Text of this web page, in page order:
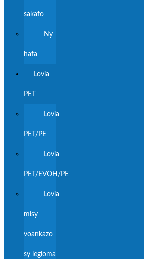
sakafo
Ny
hafa
Lovia
PET
Lovia
PET/PE
Lovia
PET/EVOH/PE
Lovia
misy
voankazo
sy legioma